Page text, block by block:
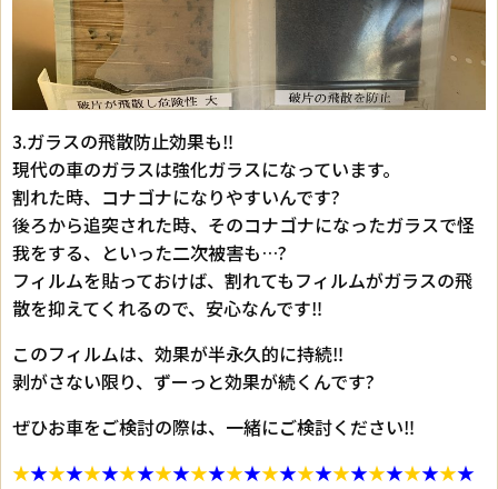
3.ガラスの飛散防止効果も‼︎
現代の車のガラスは強化ガラスになっています。
割れた時、コナゴナになりやすいんです?
後ろから追突された時、そのコナゴナになったガラスで怪
我をする、といった二次被害も…?
フィルムを貼っておけば、割れてもフィルムがガラスの飛
散を抑えてくれるので、安心なんです‼︎
このフィルムは、効果が半永久的に持続‼︎
剥がさない限り、ずーっと効果が続くんです?
ぜひお車をご検討の際は、一緒にご検討ください‼︎
★★★★★★★★★★★★★★★★★★★★★★★★★★